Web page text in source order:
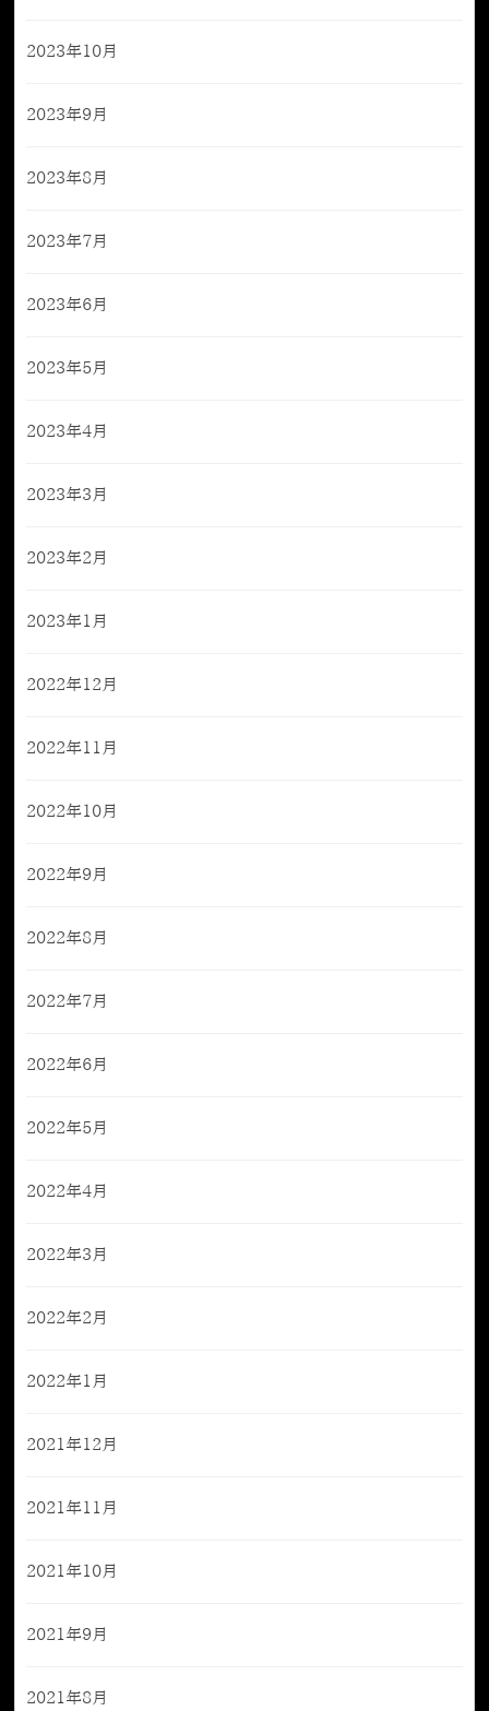
2023年10月
2023年9月
2023年8月
2023年7月
2023年6月
2023年5月
2023年4月
2023年3月
2023年2月
2023年1月
2022年12月
2022年11月
2022年10月
2022年9月
2022年8月
2022年7月
2022年6月
2022年5月
2022年4月
2022年3月
2022年2月
2022年1月
2021年12月
2021年11月
2021年10月
2021年9月
2021年8月